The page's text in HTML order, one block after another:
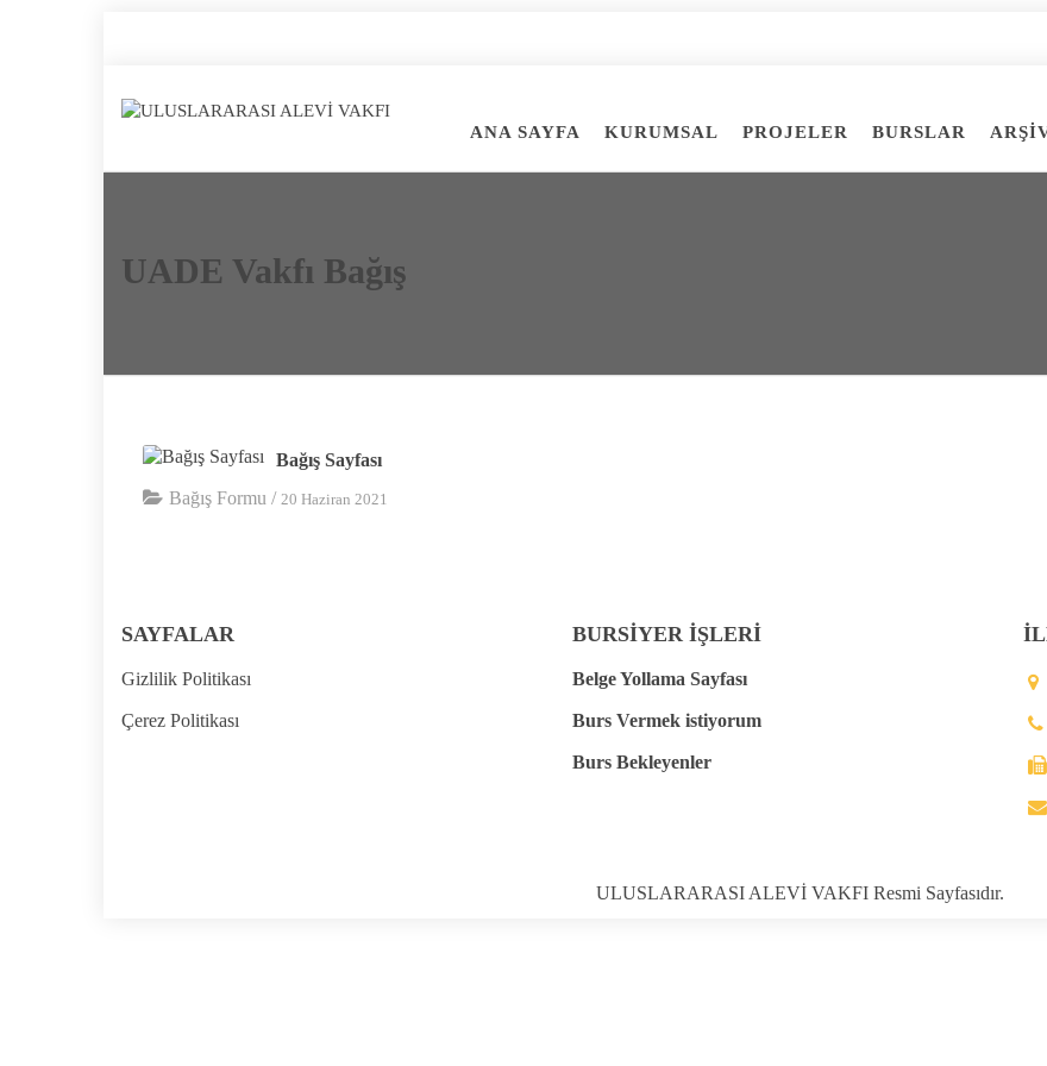
ANA SAYFA KURUMSAL PROJELER BURSLAR
UADE Vakfı Bağış
Bağış Sayfası
Bağış Formu / 20 Haziran 2021
SAYFALAR
Gizlilik Politikası
Çerez Politikası
BURSİYER İŞLERİ
Belge Yollama Sayfası
Burs Vermek istiyorum
Burs Bekleyenler
ULUSLARARASI ALEVİ VAKFI Resmi Sayfasıdır.